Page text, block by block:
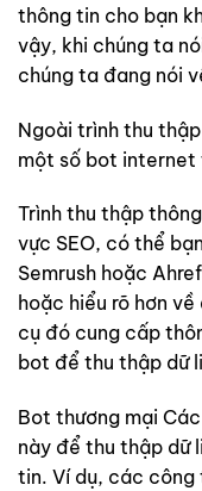
thông tin cho bạn
vậy, khi chúng ta
chúng ta đang nói
Ngoài trình thu
một số bot
Trình thu thập
vực SEO, có thể
Semrush hoặc
hoặc hiểu rõ hơn
cụ đó cung cấp
bot để thu thập dữ
Bot thương mại
này để thu thập dữ
tin. Ví dụ, các công